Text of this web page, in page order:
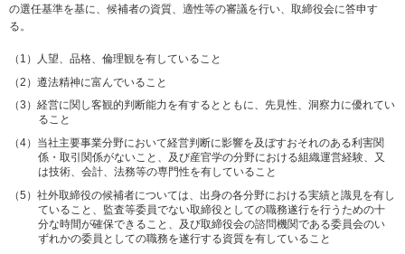
の選任基準を基に、候補者の資質、適性等の審議を行い、取締役会に答申す
る。
人望、品格、倫理観を有していること
遵法精神に富んでいること
経営に関し客観的判断能力を有するとともに、先見性、洞察力に優れてい
ること
当社主要事業分野において経営判断に影響を及ぼすおそれのある利害関
係・取引関係がないこと、及び産官学の分野における組織運営経験、又
は技術、会計、法務等の専門性を有していること
社外取締役の候補者については、出身の各分野における実績と識見を有し
ていること、監査等委員でない取締役としての職務遂行を行うための十
分な時間が確保できること、及び取締役会の諮問機関である委員会のい
ずれかの委員としての職務を遂行する資質を有していること